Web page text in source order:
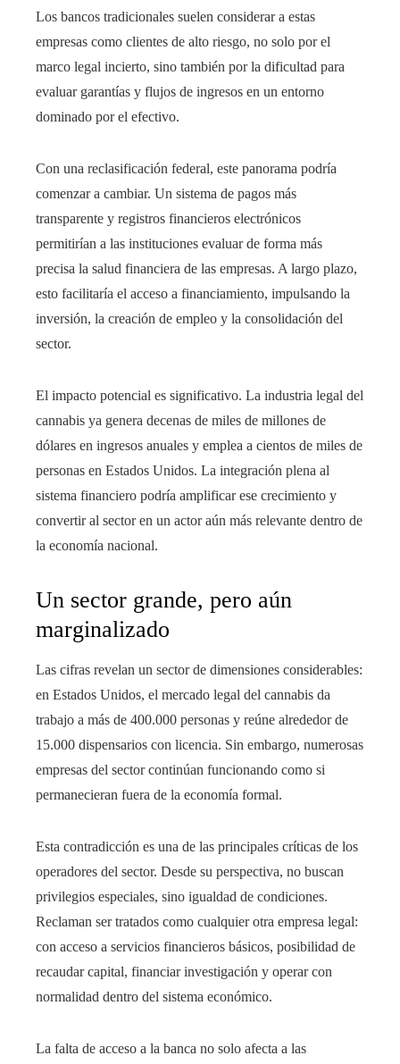
Los bancos tradicionales suelen considerar a estas
empresas como clientes de alto riesgo, no solo por el
marco legal incierto, sino también por la dificultad para
evaluar garantías y flujos de ingresos en un entorno
dominado por el efectivo.
Con una reclasificación federal, este panorama podría
comenzar a cambiar. Un sistema de pagos más
transparente y registros financieros electrónicos
permitirían a las instituciones evaluar de forma más
precisa la salud financiera de las empresas. A largo plazo,
esto facilitaría el acceso a financiamiento, impulsando la
inversión, la creación de empleo y la consolidación del
sector.
El impacto potencial es significativo. La industria legal del
cannabis ya genera decenas de miles de millones de
dólares en ingresos anuales y emplea a cientos de miles de
personas en Estados Unidos. La integración plena al
sistema financiero podría amplificar ese crecimiento y
convertir al sector en un actor aún más relevante dentro de
la economía nacional.
Un sector grande, pero aún
marginalizado
Las cifras revelan un sector de dimensiones considerables:
en Estados Unidos, el mercado legal del cannabis da
trabajo a más de 400.000 personas y reúne alrededor de
15.000 dispensarios con licencia. Sin embargo, numerosas
empresas del sector continúan funcionando como si
permanecieran fuera de la economía formal.
Esta contradicción es una de las principales críticas de los
operadores del sector. Desde su perspectiva, no buscan
privilegios especiales, sino igualdad de condiciones.
Reclaman ser tratados como cualquier otra empresa legal:
con acceso a servicios financieros básicos, posibilidad de
recaudar capital, financiar investigación y operar con
normalidad dentro del sistema económico.
La falta de acceso a la banca no solo afecta a las